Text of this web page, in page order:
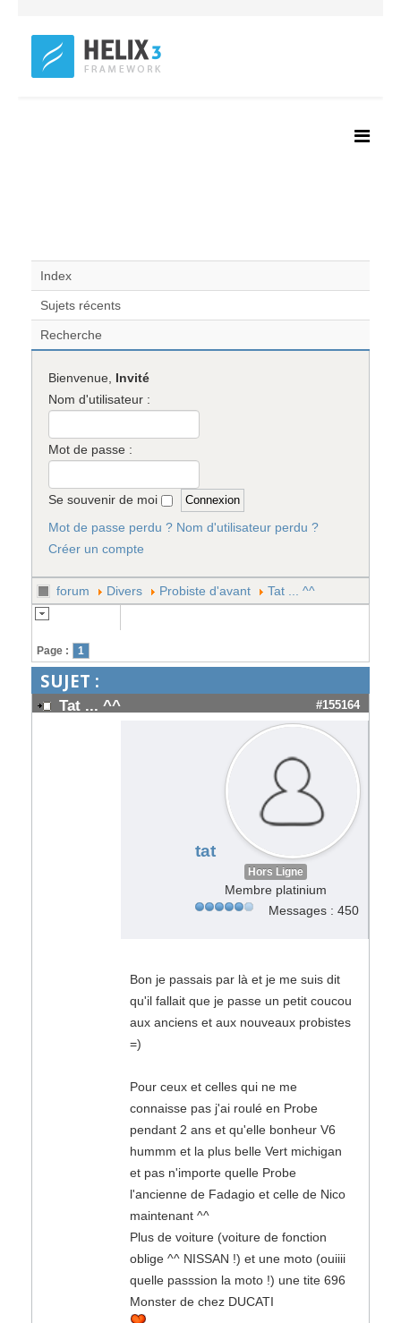
Index
Sujets récents
Recherche
Bienvenue, Invité
Nom d'utilisateur :
Mot de passe :
Se souvenir de moi
Mot de passe perdu ? Nom d'utilisateur perdu ?
Créer un compte
forum Divers Probiste d'avant Tat ... ^^
Page : 1
SUJET :
Tat ... ^^ #155164
tat
Hors Ligne
Membre platinium
Messages : 450
Bon je passais par là et je me suis dit
qu'il fallait que je passe un petit coucou
aux anciens et aux nouveaux probistes
=)
Pour ceux et celles qui ne me
connaisse pas j'ai roulé en Probe
pendant 2 ans et qu'elle bonheur V6
hummm et la plus belle Vert michigan
et pas n'importe quelle Probe
l'ancienne de Fadagio et celle de Nico
maintenant ^^
Plus de voiture (voiture de fonction
oblige ^^ NISSAN !) et une moto (ouiiii
quelle passsion la moto !) une tite 696
Monster de chez DUCATI